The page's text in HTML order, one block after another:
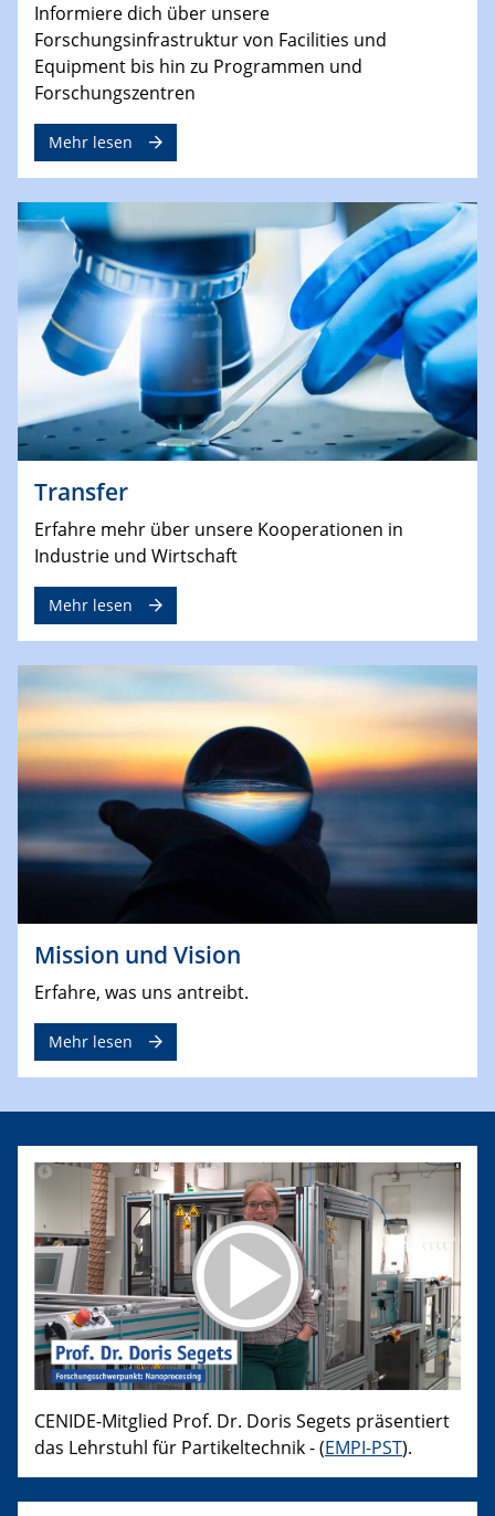
Informiere dich über unsere
Forschungsinfrastruktur von Facilities und
Equipment bis hin zu Programmen und
Forschungszentren
Mehr lesen
Transfer
Erfahre mehr über unsere Kooperationen in
Industrie und Wirtschaft
Mehr lesen
Mission und Vision
Erfahre, was uns antreibt.
Mehr lesen
CENIDE-Mitglied Prof. Dr. Doris Segets präsentiert
das Lehrstuhl für Partikeltechnik - (EMPI-PST).